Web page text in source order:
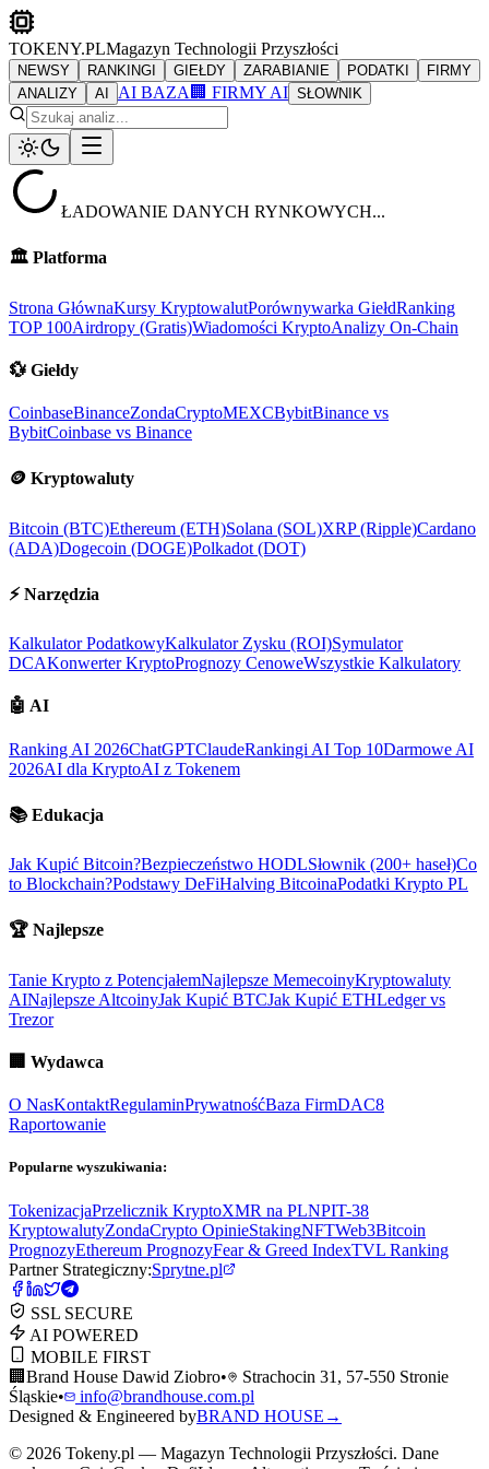
TOKENY.PLMagazyn Technologii Przyszłości
NEWSY RANKINGI GIEŁDY ZARABIANIE PODATKI
FIRMY
ANALIZY
AI AI BAZA 🏢 FIRMY AI SŁOWNIK
ŁADOWANIE DANYCH RYNKOWYCH...
🏛️ Platforma
Strona GłównaKursy KryptowalutPorównywarka GiełdRanking
TOP 100Airdropy (Gratis)Wiadomości KryptoAnalizy On-Chain
💱 Giełdy
CoinbaseBinanceZondaCryptoMEXCBybitBinance vs
BybitCoinbase vs Binance
🪙 Kryptowaluty
Bitcoin (BTC)Ethereum (ETH)Solana (SOL)XRP (Ripple)Cardano
(ADA)Dogecoin (DOGE)Polkadot (DOT)
⚡ Narzędzia
Kalkulator PodatkowyKalkulator Zysku (ROI)Symulator
DCAKonwerter KryptoPrognozy CenoweWszystkie Kalkulatory
🤖 AI
Ranking AI 2026ChatGPTClaudeRankingi AI Top 10Darmowe AI
2026AI dla KryptoAI z Tokenem
📚 Edukacja
Jak Kupić Bitcoin?Bezpieczeństwo HODLSłownik (200+ haseł)Co
to Blockchain?Podstawy DeFiHalving BitcoinaPodatki Krypto PL
🏆 Najlepsze
Tanie Krypto z PotencjałemNajlepsze MemecoinyKryptowaluty
AINajlepsze AltcoinyJak Kupić BTCJak Kupić ETHLedger vs
Trezor
🏢 Wydawca
O NasKontaktRegulaminPrywatnośćBaza FirmDAC8
Raportowanie
Popularne wyszukiwania:
TokenizacjaPrzelicznik KryptoXMR na PLNPIT-38
KryptowalutyZondaCrypto OpinieStakingNFTWeb3Bitcoin
PrognozyEthereum PrognozyFear & Greed IndexTVL Ranking
Partner Strategiczny:Sprytne.pl
SSL SECURE
AI POWERED
MOBILE FIRST
🏢 Brand House Dawid Ziobro•
Strachocin 31, 57-550 Stronie
Śląskie•
info@brandhouse.com.pl
Designed & Engineered byBRAND HOUSE →
© 2026 Tokeny.pl — Magazyn Technologii Przyszłości. Dane